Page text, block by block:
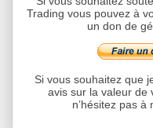
Trading vous pouvez à
un don de
Si vous souhaitez que
avis sur la valeur de
n’hésitez pas à